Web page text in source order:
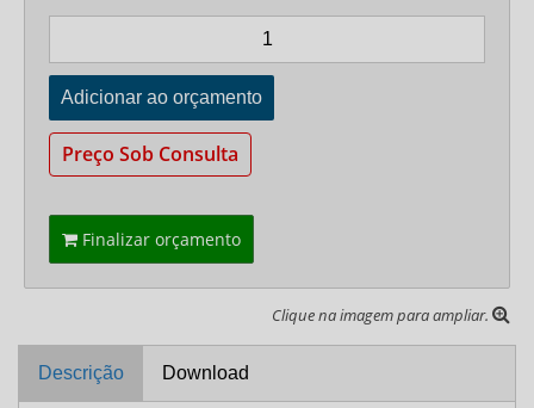
Preço Sob Consulta
Finalizar orçamento
Clique na imagem para ampliar.
Descrição Download